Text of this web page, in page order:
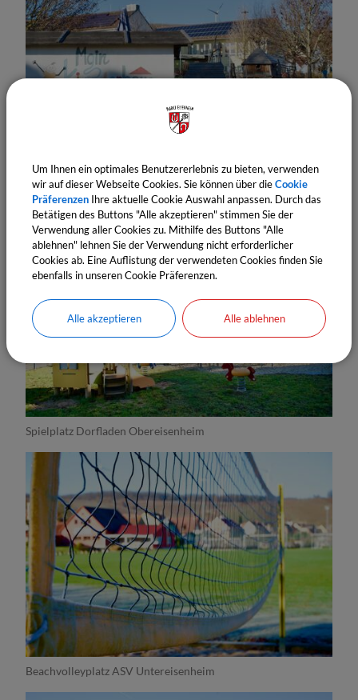
Spielplatz Mainkinderhaus Untereisenheim
Spielplatz Dorfladen Obereisenheim
Beachvolleyplatz ASV Untereisenheim
Um Ihnen ein optimales Benutzererlebnis zu bieten, verwenden
wir auf dieser Webseite Cookies. Sie können über dieCookie
Präferenzen Ihre aktuelle Cookie Auswahl anpassen. Durch das
Betätigen des Buttons "Alle akzeptieren" stimmen Sie der
Verwendung aller Cookies zu. Mithilfe des Buttons "Alle
ablehnen" lehnen Sie der Verwendung nicht erforderlicher
Cookies ab. Eine Auflistung der verwendeten Cookies finden Sie
ebenfalls in unseren Cookie Präferenzen.
Alle akzeptieren Alle ablehnen